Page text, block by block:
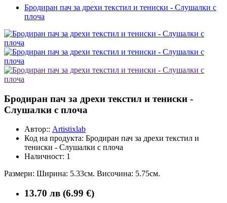
Бродиран пач за дрехи текстил и тениски - Слушалки с
плоча
Бродиран пач за дрехи текстил и тениски -
Слушалки с плоча
Автор:: Artistixlab
Код на продукта: Бродиран пач за дрехи текстил и
тениски - Слушалки с плоча
Наличност: 1
Размери: Ширина: 5.33см. Височина: 5.75см.
13.70 лв (6.99 €)